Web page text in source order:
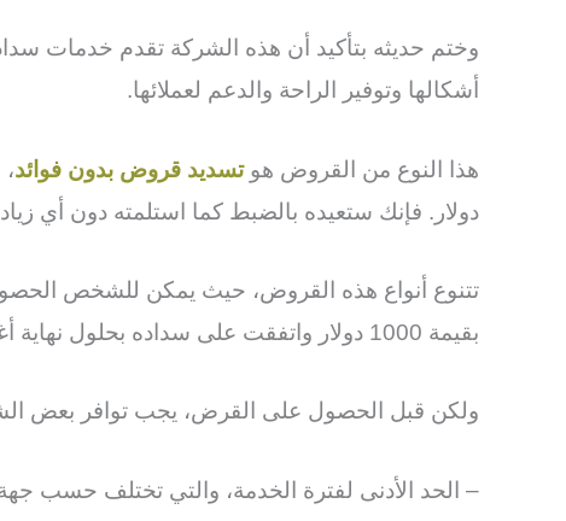
وختم حديثه بتأكيد أن هذه الشركة تقدم خدمات
أشكالها وتوفير الراحة والدعم لعملائها.
هذا النوع من القروض هوتسديد قروض بدون فوائد
دولار. فإنك ستعيده بالضبط كما استلمته دون أي
تتنوع أنواع هذه القروض، حيث يمكن للشخص
بقيمة 1000 دولار واتفقت على سداده بحلول نهاية أغسطس، فعليك التزام بالوفاء بالوعد المقدم.
ولكن قبل الحصول على القرض، يجب توافر بعض
– الحد الأدنى لفترة الخدمة، والتي تختلف حسب